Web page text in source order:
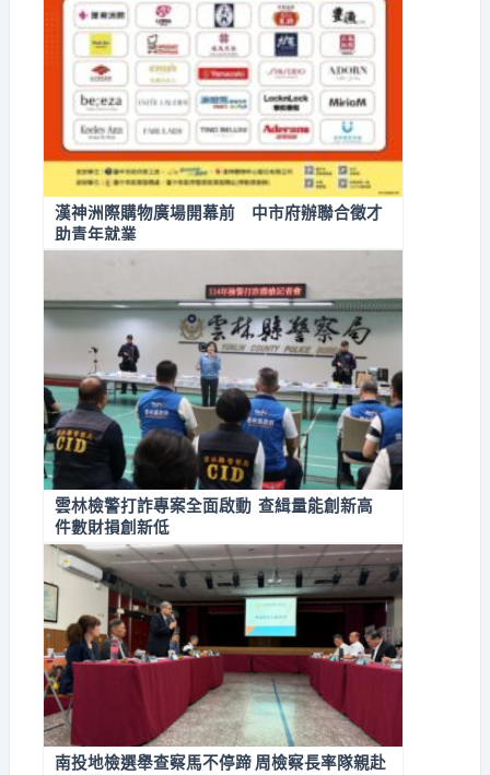
漢神洲際購物廣場開幕前 中市府辦聯合徵才
助青年就業
雲林檢警打詐專案全面啟動 查緝量能創新高
件數財損創新低
南投地檢選舉查察馬不停蹄 周檢察長率隊親赴